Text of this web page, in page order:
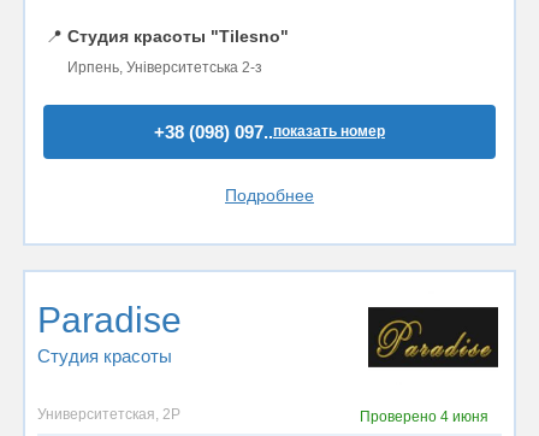
📍 Студия красоты "Tilesno"
Ирпень, Університетська 2-з
+38 (098) 097..показать номер
Подробнее
Paradise
Студия красоты
Университетская, 2Р Проверено4 июня